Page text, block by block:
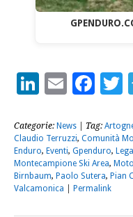
LinkedIn
Email
Categorie: News | Tag:
Claudio Terruzzi, Comunità
Enduro, Eventi, Gpenduro,
Montecampione Ski Area, Moto
Birnbaum, Paolo Sutera, Pian
Valcamonica
Permalink